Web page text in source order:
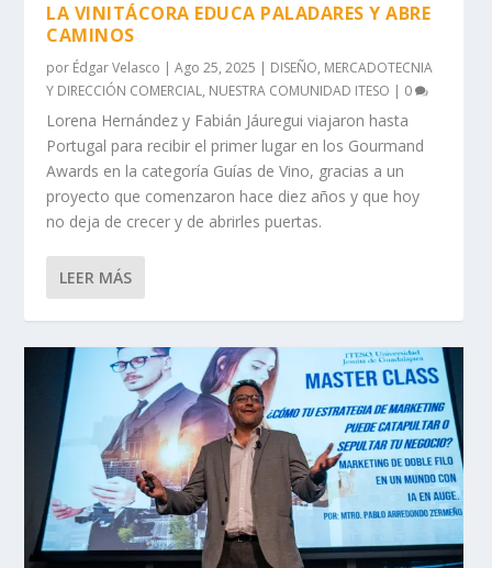
LA VINITÁCORA EDUCA PALADARES Y ABRE
CAMINOS
por Édgar Velasco |Ago 25, 2025 | DISEÑO, MERCADOTECNIA
Y DIRECCIÓN COMERCIAL, NUESTRA COMUNIDAD ITESO | 0
Lorena Hernández y Fabián Jáuregui viajaron hasta
Portugal para recibir el primer lugar en los Gourmand
Awards en la categoría Guías de Vino, gracias a un
proyecto que comenzaron hace diez años y que hoy
no deja de crecer y de abrirles puertas.
LEER MÁS